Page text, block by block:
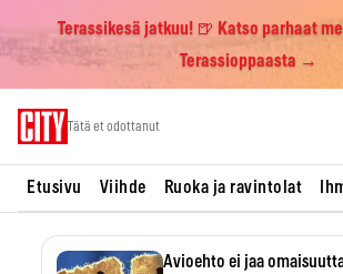
Terassikesä jatkuu! 🍺 Katso parhaat
Terassioppaasta →
Tätä et odottanut
Etusivu Viihde Ruoka ja ravintolat
Avioehto ei jaa